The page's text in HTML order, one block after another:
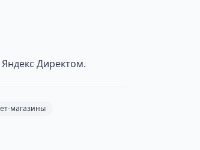
Директом.
магазины